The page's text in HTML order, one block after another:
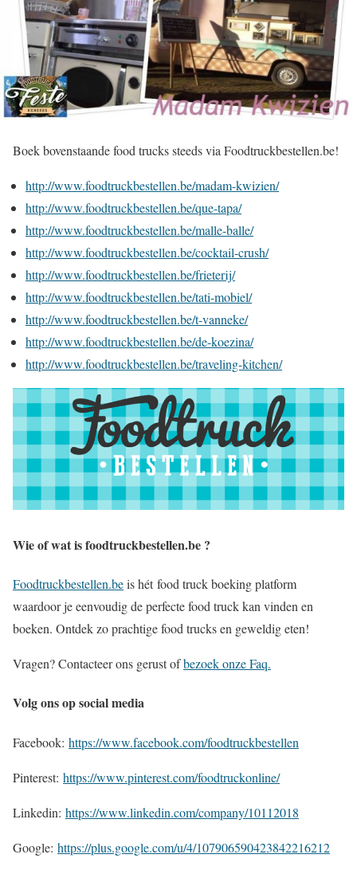
Boek bovenstaande food trucks steeds via Foodtruckbestellen.be!
http://www.foodtruckbestellen.be/madam-kwizien/
http://www.foodtruckbestellen.be/que-tapa/
http://www.foodtruckbestellen.be/malle-balle/
http://www.foodtruckbestellen.be/cocktail-crush/
http://www.foodtruckbestellen.be/frieterij/
http://www.foodtruckbestellen.be/tati-mobiel/
http://www.foodtruckbestellen.be/t-vanneke/
http://www.foodtruckbestellen.be/de-koezina/
http://www.foodtruckbestellen.be/traveling-kitchen/
Wie of wat is foodtruckbestellen.be ?
Foodtruckbestellen.beis hét food truck boeking platform
waardoor je eenvoudig de perfecte food truck kan vinden en
boeken. Ontdek zo prachtige food trucks en geweldig eten!
Vragen? Contacteer ons gerust ofbezoek onze Faq.
Volg ons op social media
Facebook: https://www.facebook.com/foodtruckbestellen
Pinterest: https://www.pinterest.com/foodtruckonline/
Linkedin: https://www.linkedin.com/company/10112018
Google: https://plus.google.com/u/4/107906590423842216212